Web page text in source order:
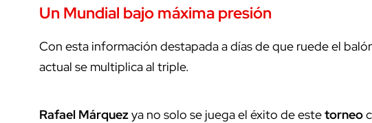
UnMundial bajo máximapresión
Con esta información destapada a días de que ruede el
actual se multiplica al triple.
Rafael Márquezya no solo se juega el éxito de estetorneo